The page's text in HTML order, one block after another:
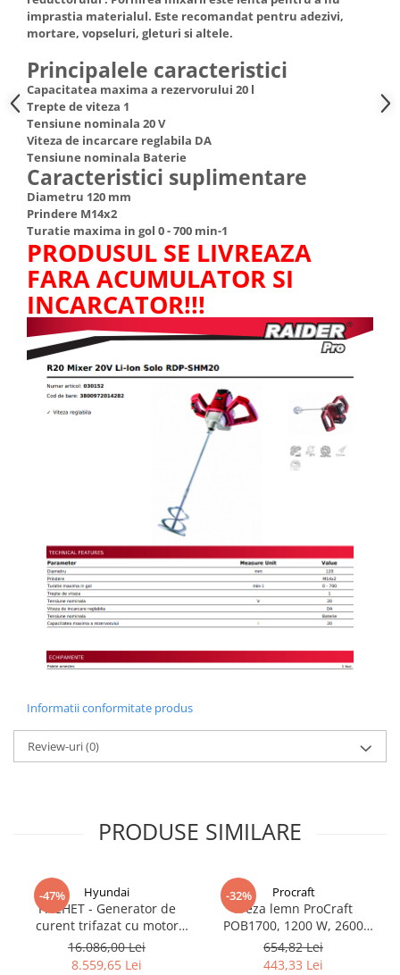
Truse de scule
Truse de lipit PPR
Ventuze cu brate pentru transport
Vibratoare beton
Masini de spalat rufe cu uscator
Uscatoare de rufe
Masini de facut paine
Pachete electrocasnice
incorporabile
Seturi oale
SANDWICH MAKER
Storcatoare de fructe
Televizoare
imprastia materialul. Este recomandat pentru adezivi,
mortare, vopseluri, gleturi si altele.
Principalele caracteristici
Capacitatea maxima a rezervorului 20 l
Trepte de viteza 1
Tensiune nominala 20 V
Viteza de incarcare reglabila DA
Tensiune nominala Baterie
Caracteristici suplimentare
Diametru 120 mm
Prindere М14x2
Turatie maxima in gol 0 - 700 min-1
PRODUSUL SE LIVREAZA
FARA ACUMULATOR SI
INCARCATOR!!!
Informatii conformitate produs
Review-uri(0)
PRODUSE SIMILARE
-47% Hyundai
PACHET - Generator de
curent trifazat cu motor
diesel Hyundai DHY8600SE-
T, putere motor 12 CP,
16.086,00 Lei
8.559,65 Lei
-32% Procraft
Freza lemn ProCraft
POB1700, 1200 W, 2600
Rpm cu 12 freze pentru
lemn incluse in pachet
654,82 Lei
443,33 Lei